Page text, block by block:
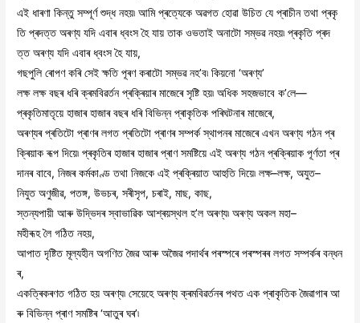
এই ধাৰণা কিন্তু সম্পূৰ্ণ শুদ্ধ নহয়৷ আমি প্ৰত্যেকে অৱগত হোৱা উচিত যে প্ৰাচীন তথা প্ৰকৃ
তি প্ৰদত্ত অৰণ্য যদি এবাৰ ধ্বংস হৈ যায় তাক ওভতাই অনাটো সম্ভৱ নহয়৷ প্ৰকৃতি প্ৰদ
ত্ত অৰণ্য যদি এবাৰ ধ্বংস হৈ যায়,
গছপুলি ৰোপণ কৰি সেই ক্ষতি পূৰণ কৰাটো সম্ভৱ নহ’ব৷ কিয়নো ‘অৰণ্য’
লক্ষ লক্ষ বছৰ ধৰি ক্ৰমবিৱৰ্তন প্ৰক্ৰিয়াৰ মাজেৰে সৃষ্টি হয়৷ অধিক সহজভাবে ক’লে—
প্ৰকৃতিমাতৃয়ে হাজাৰ হাজাৰ বছৰ ধৰি বিভিন্ন প্ৰাকৃতিক পৰিঘটনাৰ মাজেৰে,
অৰণ্যৰ প্ৰতিটো প্ৰাণৰ লগত প্ৰতিটো প্ৰাণৰ সম্পৰ্ক স্থাপনৰ মাজেৰে এখন অৰণ্য গঠন প্ৰ
ক্ৰিয়াক ৰূপ দিয়ে৷ প্ৰকৃতিৰ হাজাৰ হাজাৰ প্ৰাণ সমষ্টিয়ে এই অৰণ্য গঠন প্ৰক্ৰিয়াক পূৰ্ণতা প্ৰ
দানৰ বাবে, নিজৰ কৰ্মকাণ্ড তথা নিজকে এই প্ৰক্ৰিয়াত আহুতি দিয়ে৷ লক্ষ–লক্ষ, অযুত–
নিযুত অণুজীৱ, পতঙ্গ, উভচৰ, সৰীসৃপ, চৰাই, মাছ, কাছ,
স্তন্যপায়ী আৰু উদ্ভিদৰ স্বাভাৱিক আশ্ৰয়স্থল হ’ল অৰণ্য৷ অৰণ্য অকল মহা–
মহীৰূহ লৈ গঠিত নহয়,
আপাত দৃষ্টিত মূল্যহীন অগণিত জৈৱ আৰু অজৈৱ পদাৰ্থৰ পৰস্পৰে পৰস্পৰৰ লগত সম্পৰ্কৰ বন্ধন
ৰ,
একত্ৰিকৰণত গঠিত হয় অৰণ্য৷ সেয়েহে অৰণ্য ক্ৰমবিৱৰ্তনৰ পথত এক প্ৰাকৃতিক জৈৱাগাৰ আ
ৰু বিভিন্ন প্ৰাণ সমষ্টিৰ ‘আতুৰ ঘৰ’৷